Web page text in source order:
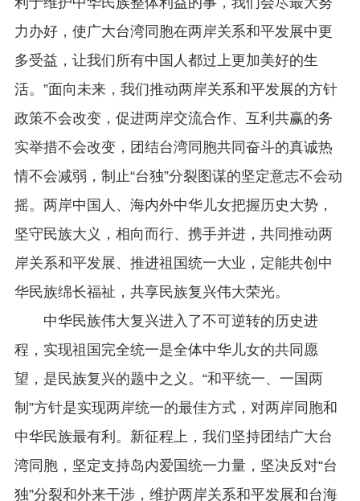
力办好，使广大台湾同胞在两岸关系和平发展中更
多受益，让我们所有中国人都过上更加美好的生
活。”面向未来，我们推动两岸关系和平发展的方针
政策不会改变，促进两岸交流合作、互利共赢的务
实举措不会改变，团结台湾同胞共同奋斗的真诚热
情不会减弱，制止“台独”分裂图谋的坚定意志不会动
摇。两岸中国人、海内外中华儿女把握历史大势，
坚守民族大义，相向而行、携手并进，共同推动两
岸关系和平发展、推进祖国统一大业，定能共创中
华民族绵长福祉，共享民族复兴伟大荣光。
中华民族伟大复兴进入了不可逆转的历史进
程，实现祖国完全统一是全体中华儿女的共同愿
望，是民族复兴的题中之义。“和平统一、一国两
制”方针是实现两岸统一的最佳方式，对两岸同胞和
中华民族最有利。新征程上，我们坚持团结广大台
湾同胞，坚定支持岛内爱国统一力量，坚决反对“台
独”分裂和外来干涉，维护两岸关系和平发展和台海